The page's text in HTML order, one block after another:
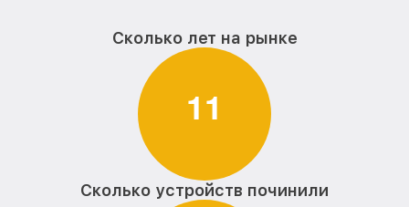
Сколько лет на рынке
11
Сколько устройств починили